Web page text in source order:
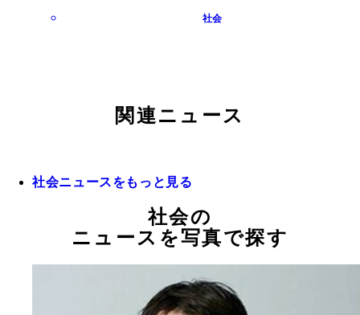
社会
関連ニュース
社会ニュースをもっと見る
社会の
ニュースを写真で探す